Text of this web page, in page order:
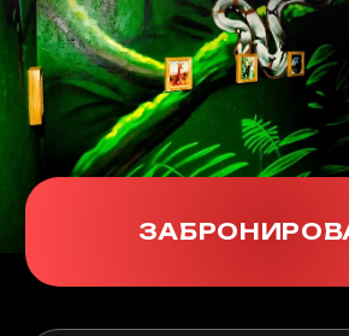
Народный рейтинг 9.8 /10
Игра актёров
Антураж и декорации
Безопасность
9.9 / 10
9.8 / 10
9.9 / 10
Качество загадок 9.7 / 10